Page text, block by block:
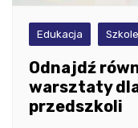
Edukacja
Odnajdź
warsztaty
przedszkoli